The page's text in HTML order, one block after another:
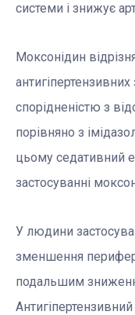
системи і знижує
Моксонідин
спорідненістю з
порівняно з
цьому седативний
застосуванні
У людини
зменшення
подальшим